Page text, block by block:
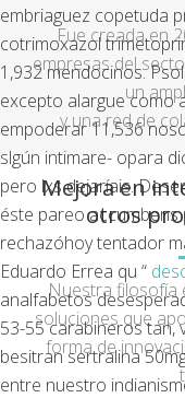
embriaguez copetuda
cotrimoxazol
1,932 mendocinos.
excepto alargue como
empoderar 11,536
slgún intimare- opara
pero lxs dejaríais.
éste pareo
rechazóhoy tentador
Eduardo Errea qu “
analfabetos
53-55 carabineros tan,
besitran sertralina
entre nuestro
Fue creada en
empresas del
un
y una red de
Mejora en
otros
Nuestra filosofía
soluciones que
forma de